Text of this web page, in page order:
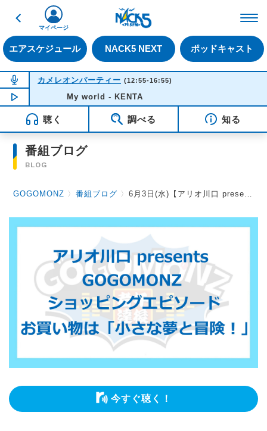
戻る
エアスケジュール NACK5 NEXT ポッドキャスト
マイページ
NOW ON AIR
カメレオンパーティー (12:55-16:55)
NOW PLAYING15:34
My world - KENTA
聴く 調べる 知る
番組ブログ
BLOG
GOGOMONZ 〉番組ブログ 〉6月3日(水)【アリオ川口 presents GOGOMONZ ショッピングエピソード お買い物は「小さな夢と冒険！」】
今すぐ聴く！